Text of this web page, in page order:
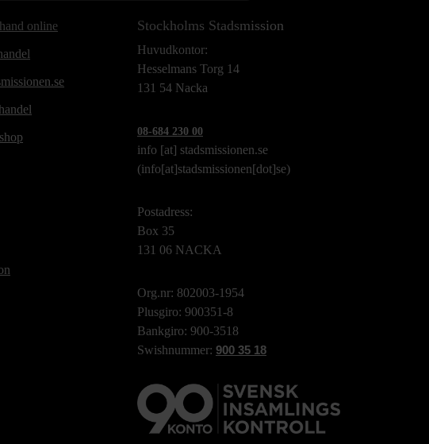
online Stockholms Stadsmission
Huvudkontor:
Hesselmans Torg 14
131 54 Nacka
08-684 230 00
info [at] stadsmissionen.se
(info[at]stadsmissionen[dot]se)
Postadress:
Box 35
131 06 NACKA
Org.nr: 802003-1954
Plusgiro: 900351-8
Bankgiro: 900-3518
Swishnummer: 900 35 18